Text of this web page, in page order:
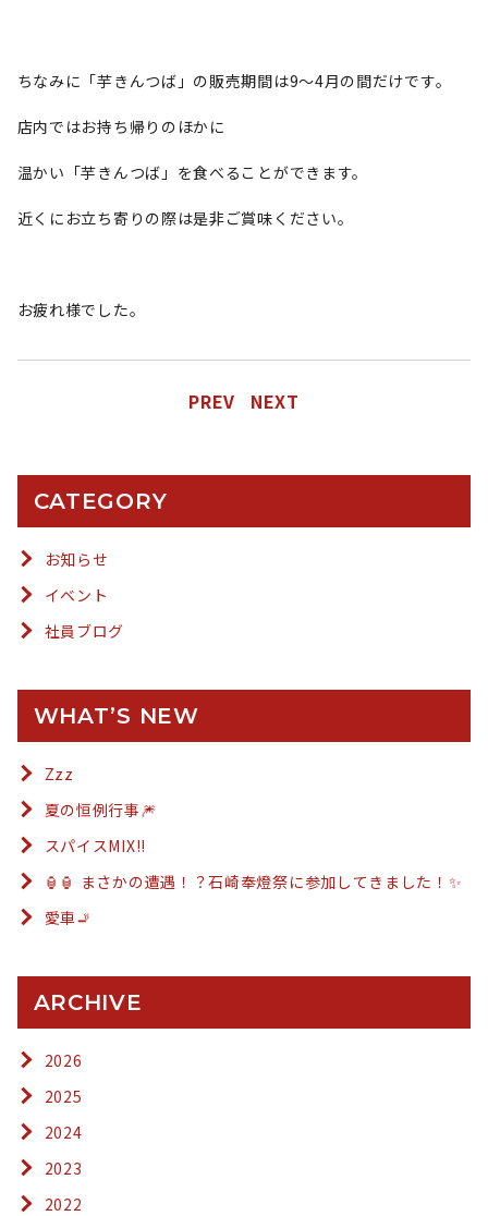
ちなみに「芋きんつば」の販売期間は9～4月の間だけです。
店内ではお持ち帰りのほかに
温かい「芋きんつば」を食べることができます。
近くにお立ち寄りの際は是非ご賞味ください。
お疲れ様でした。
PREV NEXT
CATEGORY
お知らせ
イベント
社員ブログ
WHAT’S NEW
Zzz
夏の恒例行事🎆
スパイスMIX!!
🏮🏮 まさかの遭遇！？石崎奉燈祭に参加してきました！✨
愛車🚬
ARCHIVE
2026
2025
2024
2023
2022